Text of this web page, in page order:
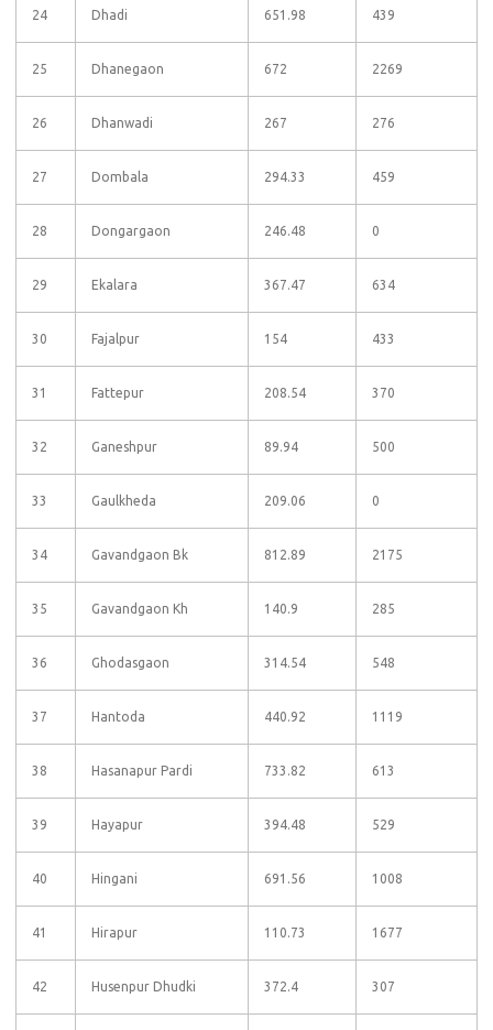
24 Dhadi 651.98 439
25 Dhanegaon 672 2269
26 Dhanwadi 267 276
27 Dombala 294.33 459
28 Dongargaon 246.48 0
29 Ekalara 367.47 634
30 Fajalpur 154 433
31 Fattepur 208.54 370
32 Ganeshpur 89.94 500
33 Gaulkheda 209.06 0
34 Gavandgaon Bk 812.89 2175
35 Gavandgaon Kh 140.9 285
36 Ghodasgaon 314.54 548
37 Hantoda 440.92 1119
38 Hasanapur Pardi 733.82 613
39 Hayapur 394.48 529
40 Hingani 691.56 1008
41 Hirapur 110.73 1677
42 Husenpur Dhudki 372.4 307